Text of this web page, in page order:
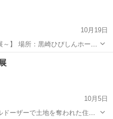
10月19日
～】 場所：黒崎ひびしんホー
)～10月30日(木) 10:00-16:00
生トークショー ...
10月5日
ーザーで土地を奪われた住民